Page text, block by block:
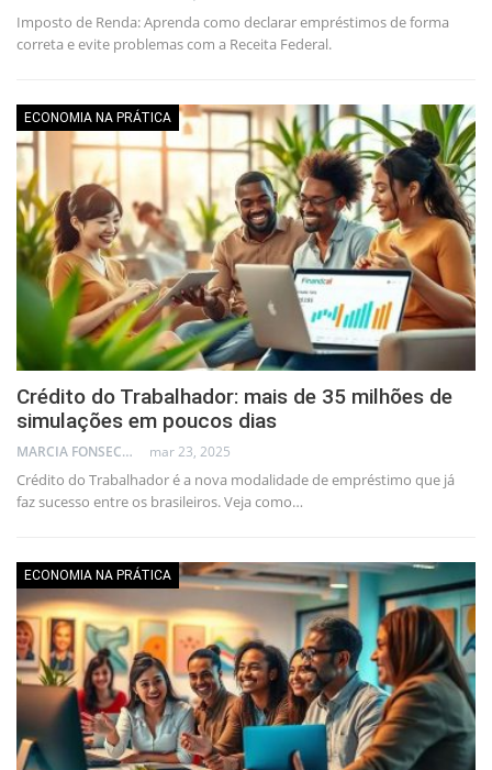
Imposto de Renda: Aprenda como declarar empréstimos de forma
correta e evite problemas com a Receita Federal.
ECONOMIA NA PRÁTICA
Crédito do Trabalhador: mais de 35 milhões de
simulações em poucos dias
MARCIA FONSECA - FINANCIAL CONSULTANT mar 23, 2025
Crédito do Trabalhador é a nova modalidade de empréstimo que já
faz sucesso entre os brasileiros. Veja como…
ECONOMIA NA PRÁTICA